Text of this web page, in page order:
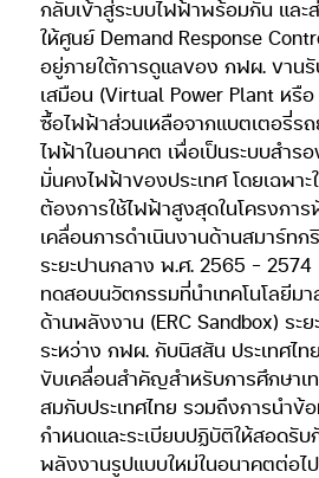
กลับเข้าสู่ระบบไฟฟ้าพร้อมกัน และ
ให้ศูนย์ Demand Response
อยู่ภายใต้การดูแลของ กฟผ. ขาน
เสมือน (Virtual Power Plant หรื
ซื้อไฟฟ้าส่วนเหลือจากแบตเตอรี่ร
ไฟฟ้าในอนาคต เพื่อเป็นระบบสำร
มั่นคงไฟฟ้าของประเทศ โดยเฉพาะ
ต้องการใช้ไฟฟ้าสูงสุดในโครงกา
เคลื่อนการดำเนินงานด้านสมาร์ทก
ระยะปานกลาง พ.ศ. 2565 – 2574
ทดสอบนวัตกรรมที่นำเทคโนโลยีม
ด้านพลังงาน (ERC Sandbox) ระ
ระหว่าง กฟผ. กับนิสสัน ประเทศไท
ขับเคลื่อนสำคัญสำหรับการศึกษาเท
สมกับประเทศไทย รวมถึงการนำข้
กำหนดและระเบียบปฏิบัติให้สอดรับ
พลังงานรูปแบบใหม่ในอนาคตต่อไป